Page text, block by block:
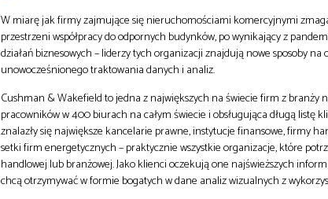
W miarę jak firmy zajmujące się nieruchomościami komercyjnymi
przestrzeni współpracy do odpornych budynków, po wynikający z
działań biznesowych – liderzy tych organizacji znajdują nowe sposoby
unowocześnionego traktowania danych i analiz.
Cushman & Wakefield to jedna z największych na świecie firm z
pracowników w 400 biurach na całym świecie i obsługująca długą listę
znalazły się największe kancelarie prawne, instytucje finansowe, firmy
setki firm energetycznych – praktycznie wszystkie organizacje, które
handlowej lub branżowej. Jako klienci oczekują one najświeższych
chcą otrzymywać w formie bogatych w dane analiz wizualnych z